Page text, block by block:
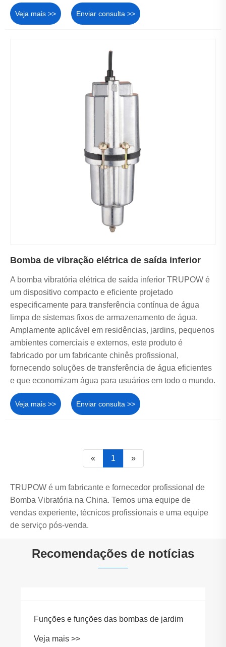
Veja mais >> Enviar consulta >>
Bomba de vibração elétrica de saída inferior
A bomba vibratória elétrica de saída inferior TRUPOW é
um dispositivo compacto e eficiente projetado
especificamente para transferência contínua de água
limpa de sistemas fixos de armazenamento de água.
Amplamente aplicável em residências, jardins, pequenos
ambientes comerciais e externos, este produto é
fabricado por um fabricante chinês profissional,
fornecendo soluções de transferência de água eficientes
e que economizam água para usuários em todo o mundo.
Veja mais >> Enviar consulta >>
« 1 »
TRUPOW é um fabricante e fornecedor profissional de
Bomba Vibratória na China. Temos uma equipe de
vendas experiente, técnicos profissionais e uma equipe
de serviço pós-venda.
Recomendações de notícias